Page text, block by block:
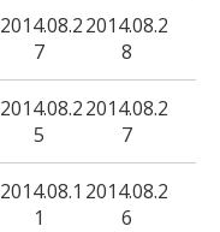
2014.08.2
7
2014.08.2
8
2014.08.2
5
2014.08.2
7
2014.08.1
1
2014.08.2
6